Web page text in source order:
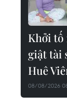
Khởi tố
giật tài
Huê
08/08/2026